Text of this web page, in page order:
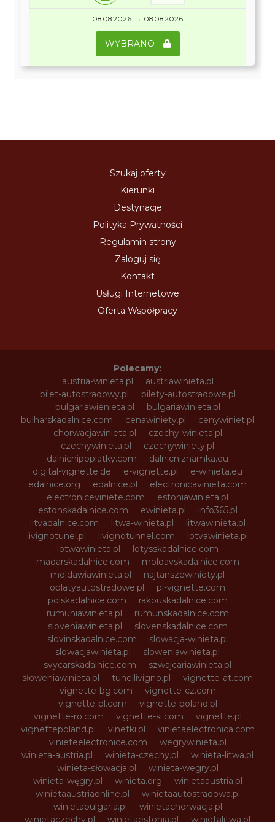
08.08.2026 → 08.08.2026
WYBRANO
Szukaj oferty
Kierunki
Destynacje
Polityka Prywatności
Regulamin strony
Zaloguj się
Kontakt
Usługi Internetowe
Oferta Współpracy
Polecamy:
austria-winieta.pl
austriawinieta.pl
bilet-autostradowy.pl
bilety-autostradowe.pl
bulgariawienieta.pl
bulgariawinieta.pl
bulharskadalnice.com
cenawiniety.pl
cenywiniet.pl
chorwacjawinieta.pl
czechy-winieta.pl
czechywinieta.pl
czechywiniety.pl
dalnicnipoplatky.com
dalnicniznamka.eu
digital-vignette.de
e-vignette.pl
e-winieta.eu
edalnice.org
edalnice.pl
electronicavinieta.com
electroniceviniete.com
estoniawinieta.pl
estonskadalnice.com
ewinieta.pl
info365.pl
litvadalnice.com
litwa-winieta.pl
litwawinieta.pl
livignotunel.pl
livignotunnel.com
lotvawinieta.pl
lotwawinieta.pl
lotysskadalnice.com
madarskadalnice.com
moldavskadalnice.com
moldawiawinieta.pl
najtanszewiniety.pl
oplatyautostradowe.pl
pl-vignette.com
polskadalnice.com
rakouskadalnice.com
rumuniawinieta.pl
rumunskadalnice.com
sloveniawinieta.pl
slovenskadalnice.com
slovinskadalnice.com
slowacja-winieta.pl
slowacjawinieta.pl
sloweniawinieta.pl
svycarskadalnice.com
szwajcariawinieta.pl
słoweniawinieta.pl
tunellivigno.pl
vignette-at.com
vignette-bg.com
vignette-cz.com
vignette-pl.com
vignette-poland.pl
vignette-ro.com
vignette-si.com
vignette.pl
vignettepoland.pl
vinetki.pl
vinietaelectronica.com
vinieteelectronice.com
wegrywinieta.pl
winieta-austria.pl
winieta-czechy.pl
winieta-litwa.pl
winieta-słowacja.pl
winieta-wegry.pl
winieta-węgry.pl
winieta.org
winietaaustria.pl
winietaaustriaonline.pl
winietaautostradowa.pl
winietabulgaria.pl
winietachorwacja.pl
winietaczechy.pl
winietaestonia.pl winietalitwa.pl